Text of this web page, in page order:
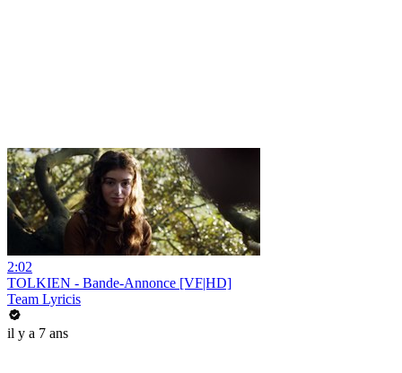
2:02
TOLKIEN - Bande-Annonce [VF|HD]
Team Lyricis
il y a 7 ans